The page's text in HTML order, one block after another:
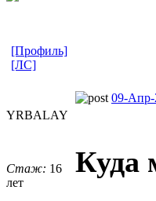
[Профиль]
[ЛС]
YRBALAY
Стаж: 16
лет
09-Апр-
Куда